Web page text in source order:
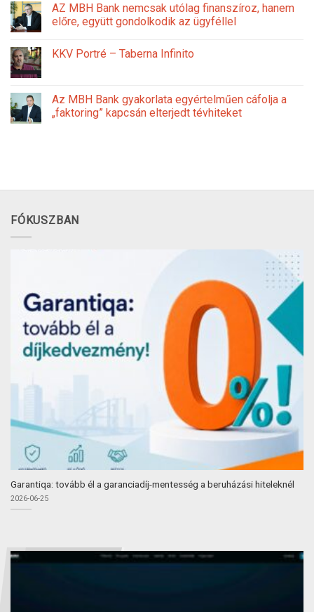
AZ MBH Bank nemcsak utólag finanszíroz, hanem
előre, együtt gondolkodik az ügyféllel
KKV Portré – Taberna Infinito
Az MBH Bank gyakorlata egyértelműen cáfolja a
„faktoring” kapcsán elterjedt tévhiteket
FÓKUSZBAN
Garantiqa: tovább él a garanciadíj-mentesség a beruházási hiteleknél
2026-06-25